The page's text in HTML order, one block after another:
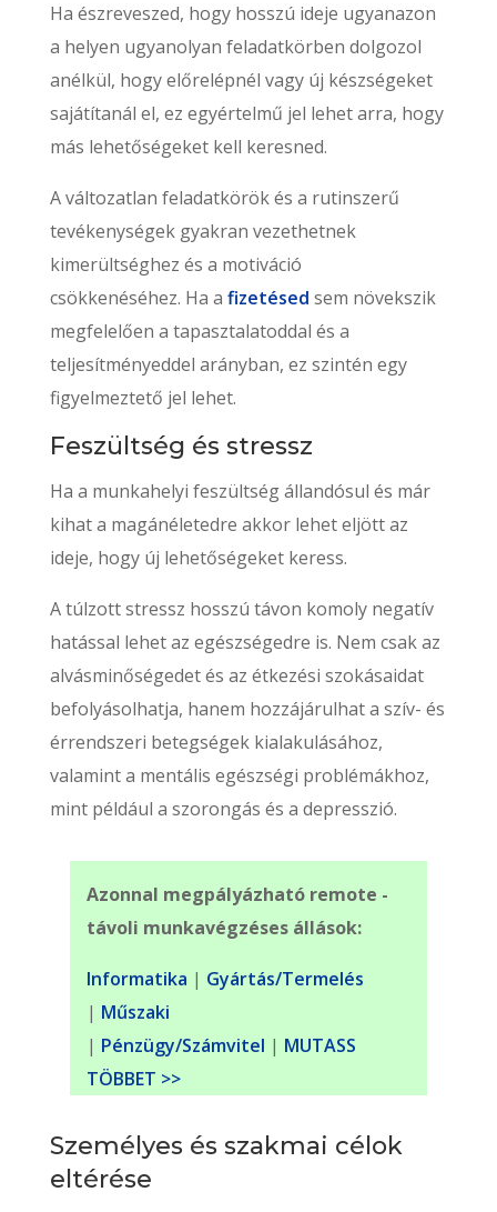
Ha észreveszed, hogy hosszú ideje ugyanazon
a helyen ugyanolyan feladatkörben dolgozol
anélkül, hogy előrelépnél vagy új készségeket
sajátítanál el, ez egyértelmű jel lehet arra, hogy
más lehetőségeket kell keresned.
A változatlan feladatkörök és a rutinszerű
tevékenységek gyakran vezethetnek
kimerültséghez és a motiváció
csökkenéséhez. Ha a fizetésed sem növekszik
megfelelően a tapasztalatoddal és a
teljesítményeddel arányban, ez szintén egy
figyelmeztető jel lehet.
Feszültség és stressz
Ha a munkahelyi feszültség állandósul és már
kihat a magánéletedre akkor lehet eljött az
ideje, hogy új lehetőségeket keress.
A túlzott stressz hosszú távon komoly negatív
hatással lehet az egészségedre is. Nem csak az
alvásminőségedet és az étkezési szokásaidat
befolyásolhatja, hanem hozzájárulhat a szív- és
érrendszeri betegségek kialakulásához,
valamint a mentális egészségi problémákhoz,
mint például a szorongás és a depresszió.
Azonnal megpályázható remote -
távoli munkavégzéses állások:
Informatika | Gyártás/Termelés
| Műszaki
| Pénzügy/Számvitel | MUTASS
TÖBBET >>
Személyes és szakmai célok
eltérése